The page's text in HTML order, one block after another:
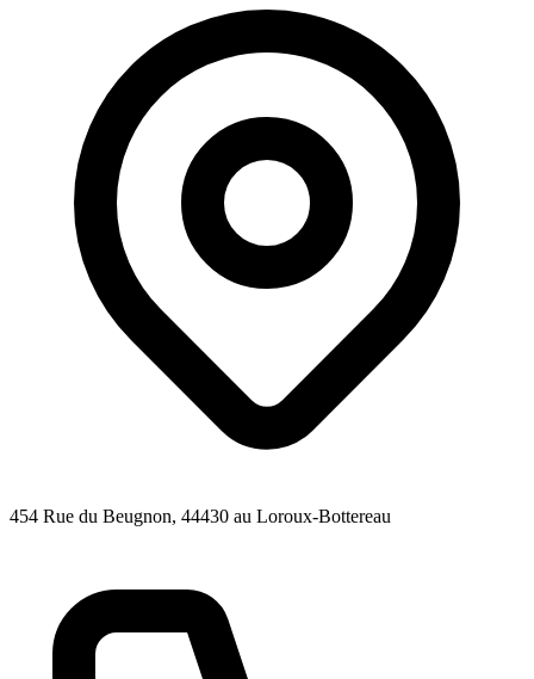
454 Rue du Beugnon, 44430 au Loroux-Bottereau